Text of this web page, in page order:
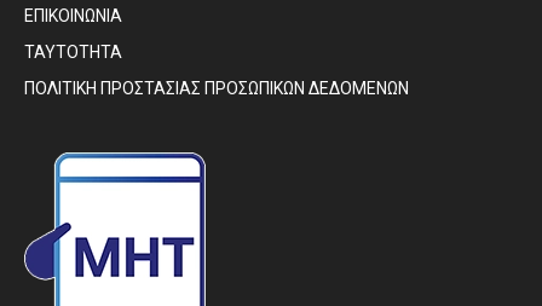
ΕΠΙΚΟΙΝΩΝΙΑ
ΤΑΥΤΟΤΗΤΑ
ΠΟΛΙΤΙΚΗ ΠΡΟΣΤΑΣΙΑΣ ΠΡΟΣΩΠΙΚΩΝ ΔΕΔΟΜΕΝΩΝ